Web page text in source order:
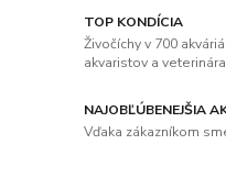
TOP KONDÍCIA
Živočíchy v 700
akvaristov a
NAJOBĽÚBENEJŠIA
Vďaka zákazníkom